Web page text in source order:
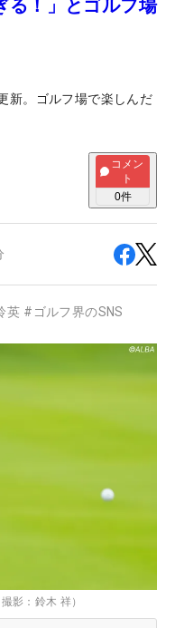
る！」とゴルフ場
新。ゴルフ場で楽しんだ
コメン
ト
0件
英 # ゴルフ界のSNS
影：鈴木 祥）